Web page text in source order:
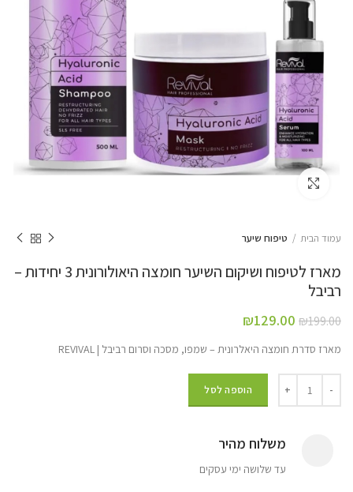
עמוד הבית טיפוח שיער
מארז לטיפוח ושיקום השיער חומצה היאולורונית 3 יחידות –
רביבל
₪199.00
₪129.00
מארז סדרת חומצה היאלרונית – שמפו, מסכה וסרום רביבל | REVIVAL
הוספה לסל
משלוח מהיר
עד שלושה ימי עסקים